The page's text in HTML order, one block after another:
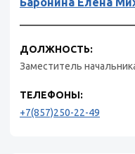
ДОЛЖНОСТЬ:
Заместитель
ТЕЛЕФОНЫ:
+7(857)250-22-49